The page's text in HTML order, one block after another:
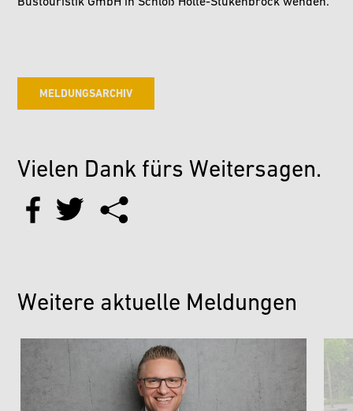
MELDUNGSARCHIV
Vielen Dank fürs Weitersagen.
Weitere aktuelle Meldungen